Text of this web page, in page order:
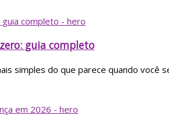
guia completo
simples do que parece quando você